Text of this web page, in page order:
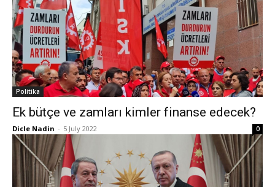
Politika
Ek bütçe ve zamları kimler finanse edecek?
Dicle Nadin - 5 July 2022 0